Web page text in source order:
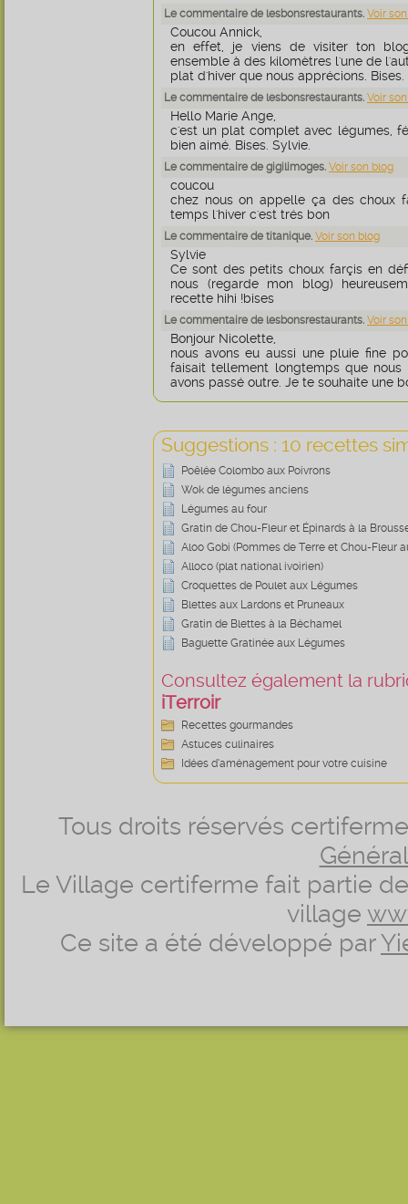
Le commentaire de lesbonsrestaurants. Voir
Coucou Annick,
en effet, je viens de visiter ton
ensemble à des kilomètres l'une de
plat d'hiver que nous apprécions. Bises.
Le commentaire de lesbonsrestaurants. Voir
Hello Marie Ange,
c'est un plat complet avec légumes,
bien aimé. Bises. Sylvie.
Le commentaire de gigilimoges. Voir son blog
coucou
chez nous on appelle ça des
temps l'hiver c'est trés bon
Le commentaire de titanique. Voir son blog
Sylvie
Ce sont des petits choux farçis en
nous (regarde mon blog)
recette hihi !bises
Le commentaire de lesbonsrestaurants. Voir
Bonjour Nicolette,
nous avons eu aussi une pluie fine
faisait tellement longtemps que
avons passé outre. Je te souhaite une
Suggestions : 10 recettes
Poêlée Colombo aux Poivrons
Wok de légumes anciens
Légumes au four
Gratin de Chou-Fleur et Épinards à la
Aloo Gobi (Pommes de Terre et Chou-Fleur
Alloco (plat national ivoirien)
Croquettes de Poulet aux Légumes
Blettes aux Lardons et Pruneaux
Gratin de Blettes à la Béchamel
Baguette Gratinée aux Légumes
Consultez également la
iTerroir
Recettes gourmandes
Astuces culinaires
Idées d’aménagement pour votre cuisine
Tous droits réservés
Le Village certiferme fait partie
village
Ce site a été développé par